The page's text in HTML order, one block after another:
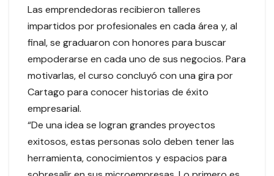
Las emprendedoras recibieron talleres
impartidos por profesionales en cada área y, al
final, se graduaron con honores para buscar
empoderarse en cada uno de sus negocios. Para
motivarlas, el curso concluyó con una gira por
Cartago para conocer historias de éxito
empresarial.
“De una idea se logran grandes proyectos
exitosos, estas personas solo deben tener las
herramienta, conocimientos y espacios para